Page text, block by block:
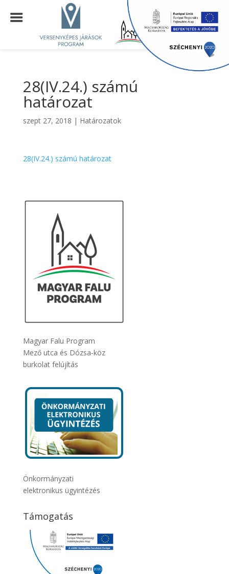
28(IV.24.) számú
határozat
szept 27, 2018 | Határozatok
28(IV.24.) számú határozat
Magyar Falu Program
Mező utca és Dózsa-köz
burkolat felújítás
Önkormányzati
elektronikus ügyintézés
Támogatás